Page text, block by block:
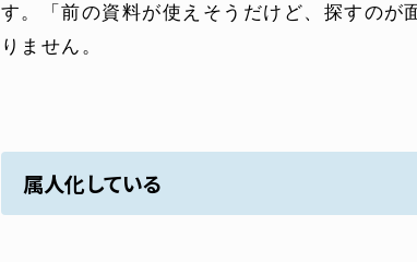
す。「前の資料が使えそうだけど、探すの
りません。
属人化している